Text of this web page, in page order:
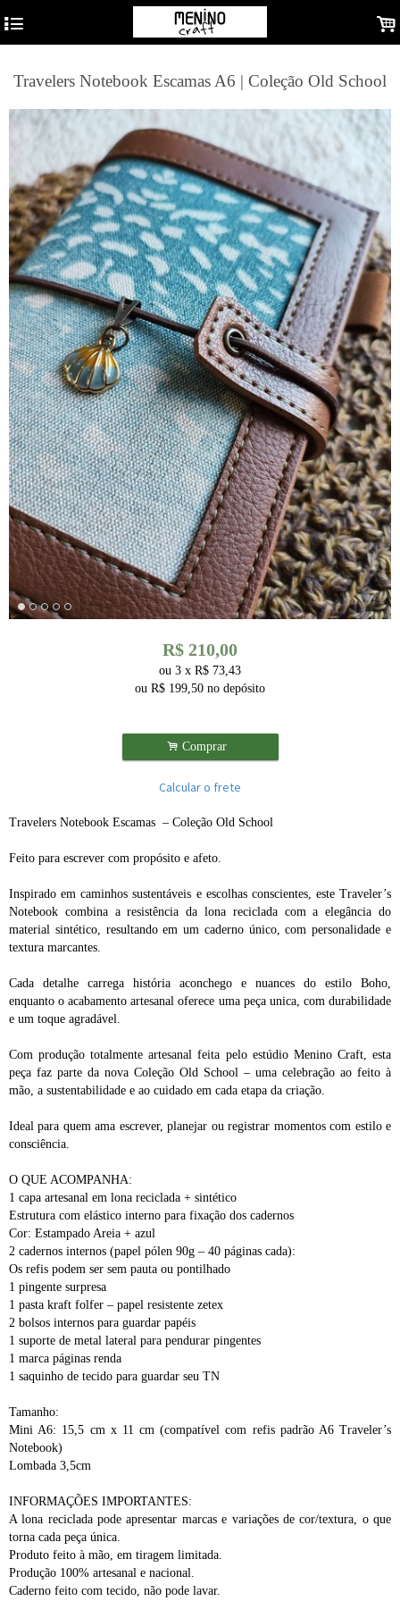
4 .
Travelers Notebook Escamas A6 | Coleção Old School
R$ 210,00
ou 3 x R$ 73,43
ou R$ 199,50 no depósito
. Comprar
Calcular o frete
Travelers Notebook Escamas – Coleção Old School
Feito para escrever com propósito e afeto.
Inspirado em caminhos sustentáveis e escolhas conscientes, este Traveler’s
Notebook combina a resistência da lona reciclada com a elegância do
material sintético, resultando em um caderno único, com personalidade e
textura marcantes.
Cada detalhe carrega história aconchego e nuances do estilo Boho,
enquanto o acabamento artesanal oferece uma peça unica, com durabilidade
e um toque agradável.
Com produção totalmente artesanal feita pelo estúdio Menino Craft, esta
peça faz parte da nova Coleção Old School – uma celebração ao feito à
mão, a sustentabilidade e ao cuidado em cada etapa da criação.
Ideal para quem ama escrever, planejar ou registrar momentos com estilo e
consciência.
O QUE ACOMPANHA:
1 capa artesanal em lona reciclada + sintético
Estrutura com elástico interno para fixação dos cadernos
Cor: Estampado Areia + azul
2 cadernos internos (papel pólen 90g – 40 páginas cada):
Os refis podem ser sem pauta ou pontilhado
1 pingente surpresa
1 pasta kraft folfer – papel resistente zetex
2 bolsos internos para guardar papéis
1 suporte de metal lateral para pendurar pingentes
1 marca páginas renda
1 saquinho de tecido para guardar seu TN
Tamanho:
Mini A6: 15,5 cm x 11 cm (compatível com refis padrão A6 Traveler’s
Notebook)
Lombada 3,5cm
INFORMAÇÕES IMPORTANTES:
A lona reciclada pode apresentar marcas e variações de cor/textura, o que
torna cada peça única.
Produto feito à mão, em tiragem limitada.
Produção 100% artesanal e nacional.
Caderno feito com tecido, não pode lavar.